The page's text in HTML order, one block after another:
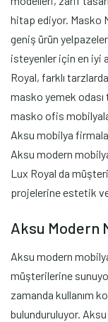
hitap ediyor. Masko
geniş ürün
isteyenler için en iyi
Royal, farklı
masko yemek odası
masko ofis
Aksu mobilya
Aksu modern
Lux Royal da
projelerine estetik
Aksu Modern
Aksu modern
müşterilerine
zamanda kullanım
bulunduruluyor.